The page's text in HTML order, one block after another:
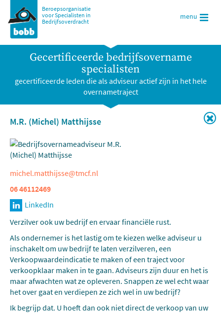
Beroepsorganisatie
voor Specialisten in
Bedrijfsoverdracht
menu
Gecertificeerde bedrijfsovername
specialisten
gecertificeerde leden die als adviseur actief zijn in het hele
overnametraject
M.R. (Michel) Matthijsse
michel.matthijsse@tmcf.nl
06 46112469
Verzilver ook uw bedrijf en ervaar financiële rust.
Als ondernemer is het lastig om te kiezen welke adviseur u
inschakelt om uw bedrijf te laten verzilveren, een
Verkoopwaardeindicatie te maken of een traject voor
verkoopklaar maken in te gaan. Adviseurs zijn duur en het is
maar afwachten wat ze opleveren. Snappen ze wel echt waar
het over gaat en verdiepen ze zich wel in uw bedrijf?
Ik begrijp dat. U hoeft dan ook niet direct de verkoop van uw